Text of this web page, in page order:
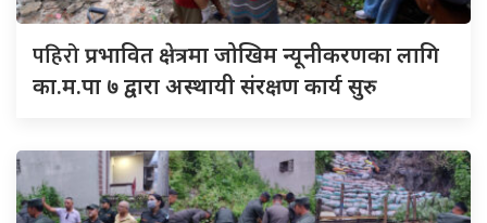
पहिरोप्रभावित क्षेत्रमा जोखिम न्यूनीकरणका लागि
का.म.पा ७ द्वारा अस्थायी संरक्षण कार्य सुरु